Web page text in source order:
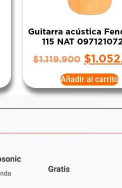
Guitarra acústica
115 NAT
$1.119.900 $
Añadir al carrito